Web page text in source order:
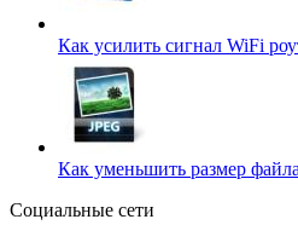
Как усилить сигнал WiFi
Как уменьшить размер
Социальные сети